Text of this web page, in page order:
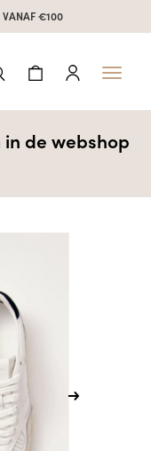
€100
Toggle
in de webshop